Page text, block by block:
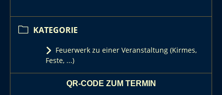
KATEGORIE
Feuerwerk zu einer Veranstaltung (Kirmes,
Feste, ...)
QR-CODE ZUM TERMIN